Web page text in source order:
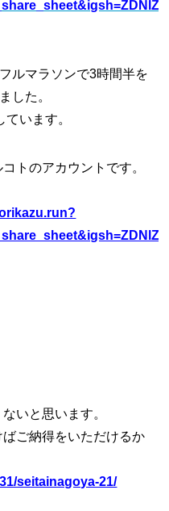
ルマラソンで3時間半を
した。
います。
トのアカウントです。
いと思います。
ご納得をいただけるか
seitainagoya-21/